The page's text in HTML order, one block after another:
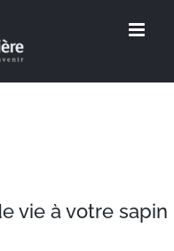
vie à votre sapin